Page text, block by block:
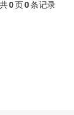
共0页0条记录